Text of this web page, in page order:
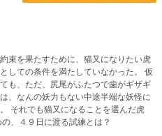
束を果たすために、猫又になりたい虎
しての条件を満たしていなかった。 仮
も、ただ、尻尾がふたつで歯がギザギ
、なんの妖力もない中途半端な妖怪に
虎
めの、４９日に渡る試練とは？